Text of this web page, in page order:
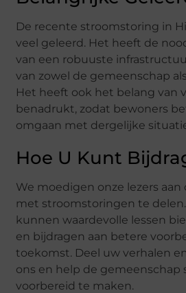
De recente stroomstoring in
veel geleerd. Het heeft de
van een robuuste
van zowel de gemeenschap
Het heeft ook het belang van
benadrukt, zodat bewoners
omgaan met dergelijke
Hoe U Kunt
We moedigen onze lezers
met stroomstoringen te
kunnen waardevolle lessen
en bijdragen aan betere
toekomst. Deel uw verhalen
ons en help de gemeenschap
voorbereid te maken.